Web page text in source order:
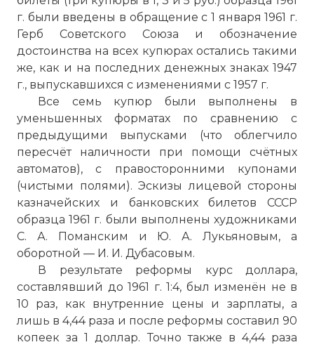
г. были введены в обращение с 1 января 1961 г.
Герб Советского Союза и обозначение
достоинства на всех купюрах остались такими
же, как и на последних денежных знаках 1947
г., выпускавшихся с изменениями с 1957 г.
Все семь купюр были выполнены в
уменьшенных форматах по сравнению с
предыдущими выпусками (что облегчило
пересчёт наличности при помощи счётных
автоматов), с правосторонними купонами
(чистыми полями). Эскизы лицевой стороны
казначейских и банковских билетов СССР
образца 1961 г. были выполнены художниками
С. А. Поманским и Ю. А. Лукьяновым, а
оборотной — И. И. Дубасовым.
В результате реформы курс доллара,
составлявший до 1961 г. 1:4, был изменён не в
10 раз, как внутренние цены и зарплаты, а
лишь в 4,44 раза и после реформы составил 90
копеек за 1 доллар. Точно также в 4,44 раза
Херсонский хронограф 1961-2. Денежная
Имя:
Комментарий:
Проверочный код: